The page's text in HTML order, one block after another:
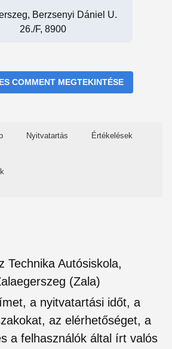
Berzsenyi Dániel U.
26./F, 8900
COMMENT MEGTEKINTÉSE
Nyitvatartás Értékelések
Technika Autósiskola,
(Zala)
a nyitvatartási időt, a
az elérhetőséget, a
a felhasználók által írt valós